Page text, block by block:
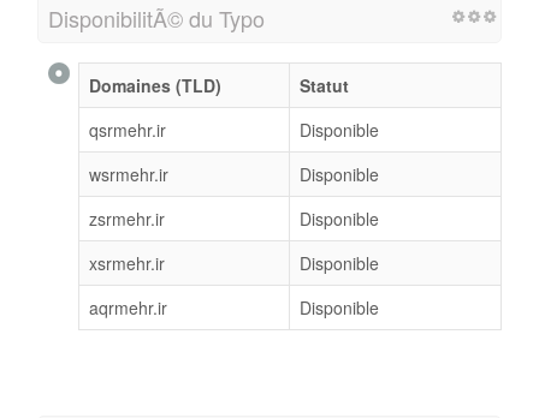
DisponibilitÃ© du Typo
Domaines (TLD)
Statut
qsrmehr.ir
Disponible
wsrmehr.ir
Disponible
zsrmehr.ir
Disponible
xsrmehr.ir
Disponible
aqrmehr.ir
Disponible